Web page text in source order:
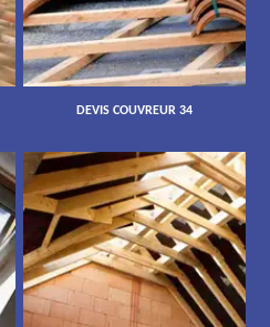
DEVIS COUVREUR 34